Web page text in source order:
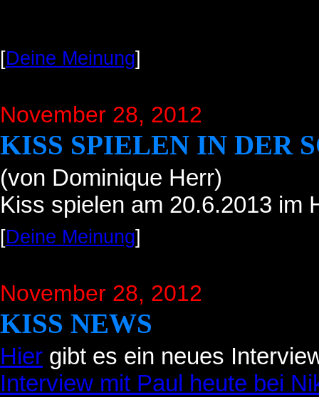
[Deine Meinung]
November 28, 2012
KISS SPIELEN IN DER
(von Dominique Herr)
Kiss spielen am 20.6.2013 im
[Deine Meinung]
November 28, 2012
KISS NEWS
Hier gibt es ein neues
Interview mit Paul heute bei